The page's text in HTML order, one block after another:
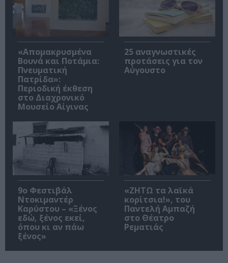
«Απομακρυσμένα
Βουνά και Ποτάμια:
Πνευματική
Πατρίδα»:
Περιοδική έκθεση
στο Διαχρονικό
Μουσείο Αίγινας
25 αναγνωστικές
προτάσεις για τον
Αύγουστο
9ο Φεστιβάλ
Ντοκιμαντέρ
Καρύστου – «Ξένος
εδώ, ξένος εκεί,
όπου κι αν πάω
ξένος»
«ΖΗΤΩ τα λαϊκά
κορίτσια!», του
Παντελή Αμπαζή
στο Θέατρο
Ρεματιάς